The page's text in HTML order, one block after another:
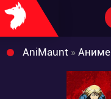
AniMaunt » Аниме